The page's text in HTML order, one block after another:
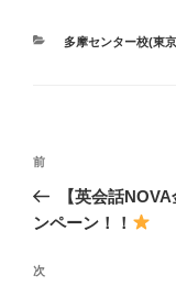
カ
多摩センター校(東
投
ナ
ゲ
前
の
投
前
【英会話
ンペーン！！
次
次